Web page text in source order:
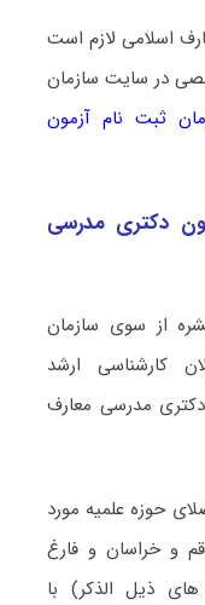
اﺳﻼمی لازم است
در سایت سازمان
ثبت نام آزمون
دکتری ﻣﺪرسی
از سوی سازمان
کارشناسی ارشد
ﻣﺪرسی ﻣﻌﺎرف
حوزه علمیه مورد
و خراسان و فارغ
ذیل الذکر) با